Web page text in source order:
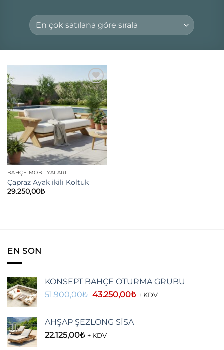
Add to
wishlist
BAHÇE MOBILYALARI
Çapraz Ayak ikili Koltuk
29.250,00₺
EN SON
KONSEPT BAHÇE OTURMA GRUBU
51.900,00₺ Orijinal
43.250,00₺Şu
+ KDV
AHŞAP ŞEZLONG SİSA
22.125,00₺ + KDV